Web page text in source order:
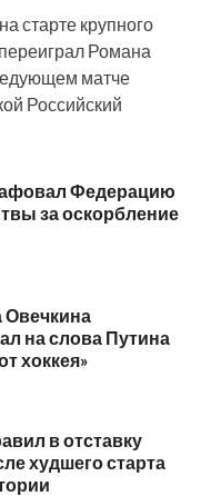
старте крупного
Романа
матче
Российский
Федерацию
за оскорбление
Овечкина
на слова Путина
хоккея»
в отставку
худшего старта